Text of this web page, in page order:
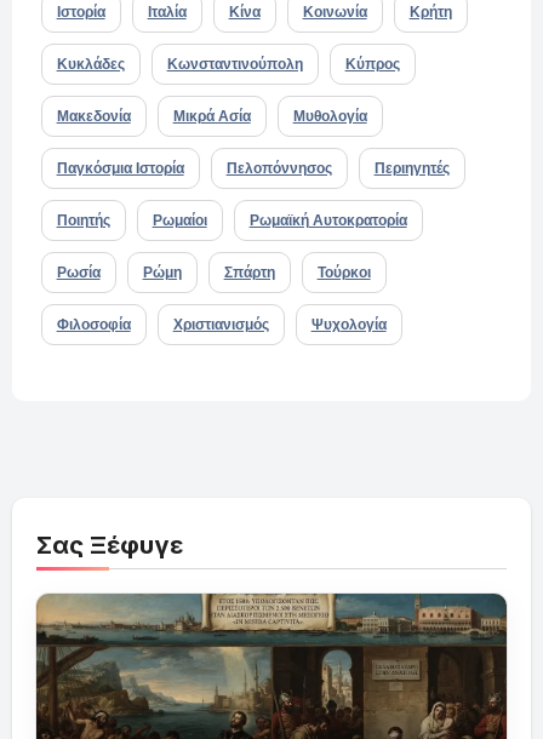
Ιστορία Ιταλία Κίνα Κοινωνία Κρήτη
Κυκλάδες Κωνσταντινούπολη Κύπρος
Μακεδονία Μικρά Ασία Μυθολογία
Παγκόσμια Ιστορία Πελοπόννησος Περιηγητές
Ποιητής Ρωμαίοι Ρωμαϊκή Αυτοκρατορία
Ρωσία Ρώμη Σπάρτη Τούρκοι
Φιλοσοφία Χριστιανισμός Ψυχολογία
Σας Ξέφυγε